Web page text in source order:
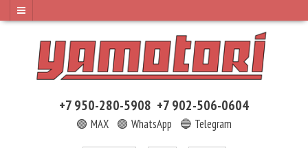
+7 950-280-5908 +7 902-506-0604
🟢 MAX 🟢 WhatsApp 🔵 Telegram